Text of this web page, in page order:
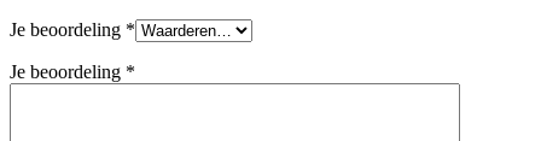
Je beoordeling *
Je beoordeling *